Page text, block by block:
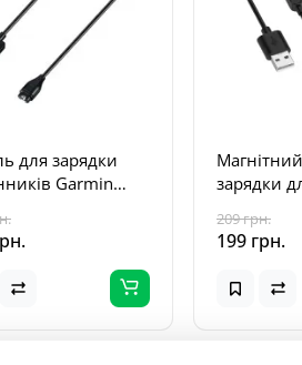
для зарядки
Garmin
(1 м)
зарядки
Watch Fit/
6 Pro/
(Чорний)
209 грн.
199 грн.